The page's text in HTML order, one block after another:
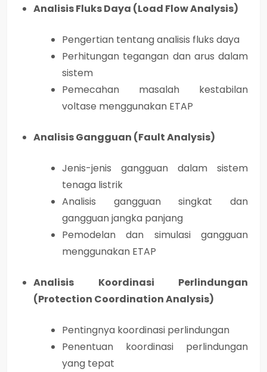
Analisis Fluks Daya (Load Flow Analysis)
Pengertian tentang analisis fluks daya
Perhitungan tegangan dan arus dalam
sistem
Pemecahan masalah kestabilan
voltase menggunakan ETAP
Analisis Gangguan (Fault Analysis)
Jenis-jenis gangguan dalam sistem
tenaga listrik
Analisis gangguan singkat dan
gangguan jangka panjang
Pemodelan dan simulasi gangguan
menggunakan ETAP
Analisis Koordinasi Perlindungan
(Protection Coordination Analysis)
Pentingnya koordinasi perlindungan
Penentuan koordinasi perlindungan
yang tepat